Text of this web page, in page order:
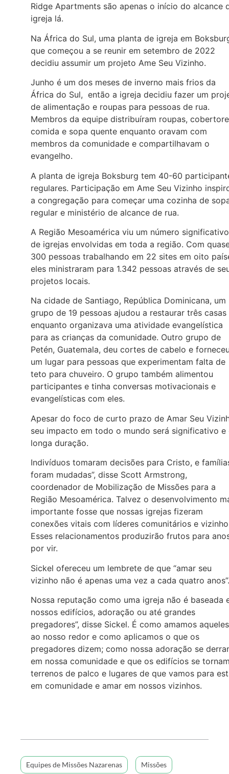
Ridge Apartments são apenas o início do alcance
igreja lá.
Na África do Sul, uma planta de igreja em
que começou a se reunir em setembro de 2022
decidiu assumir um projeto Ame Seu Vizinho.
Junho é um dos meses de inverno mais frios da
África do Sul, então a igreja decidiu fazer um
de alimentação e roupas para pessoas de rua.
Membros da equipe distribuíram roupas,
comida e sopa quente enquanto oravam com
membros da comunidade e compartilhavam o
evangelho.
A planta de igreja Boksburg tem 40-60
regulares. Participação em Ame Seu Vizinho
a congregação para começar uma cozinha de
regular e ministério de alcance de rua.
A Região Mesoamérica viu um número significativo
de igrejas envolvidas em toda a região. Com
300 pessoas trabalhando em 22 sites em oito
eles ministraram para 1.342 pessoas através de
projetos locais.
Na cidade de Santiago, República Dominicana, um
grupo de 19 pessoas ajudou a restaurar três casas
enquanto organizava uma atividade evangelística
para as crianças da comunidade. Outro grupo de
Petén, Guatemala, deu cortes de cabelo e
um lugar para pessoas que experimentam falta de
teto para chuveiro. O grupo também alimentou
participantes e tinha conversas motivacionais e
evangelísticas com eles.
Apesar do foco de curto prazo de Amar Seu
seu impacto em todo o mundo será significativo e
longa duração.
Indivíduos tomaram decisões para Cristo, e
foram mudadas”, disse Scott Armstrong,
coordenador de Mobilização de Missões para a
Região Mesoamérica. Talvez o desenvolvimento
importante fosse que nossas igrejas fizeram
conexões vitais com líderes comunitários e
Esses relacionamentos produzirão frutos para
por vir.
Sickel ofereceu um lembrete de que “amar seu
vizinho não é apenas uma vez a cada quatro anos”.
Nossa reputação como uma igreja não é baseada
nossos edifícios, adoração ou até grandes
pregadores”, disse Sickel. É como amamos aqueles
ao nosso redor e como aplicamos o que os
pregadores dizem; como nossa adoração se
em nossa comunidade e que os edifícios se
terrenos de palco e lugares de que vamos para
em comunidade e amar em nossos vizinhos.
Equipes de Missões Nazarenas Missões